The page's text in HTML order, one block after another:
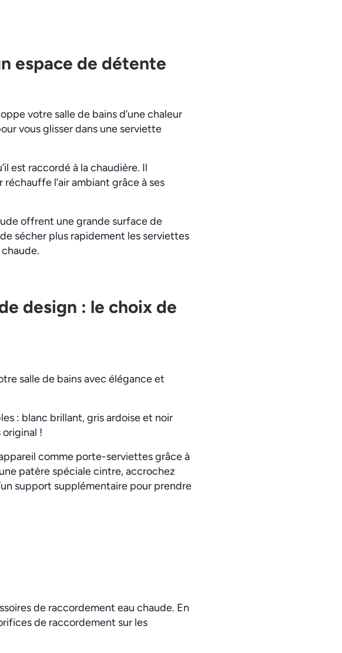
espace de détente
votre salle de bains d’une chaleur
vous glisser dans une serviette
est raccordé à la chaudière. Il
l’air ambiant grâce à ses
offrent une grande surface de
sécher plus rapidement les serviettes
design : le choix de
salle de bains avec élégance et
: blanc brillant, gris ardoise et noir
!
comme porte-serviettes grâce à
patère spéciale cintre, accrochez
support supplémentaire pour prendre
de raccordement eau chaude. En
de raccordement sur les